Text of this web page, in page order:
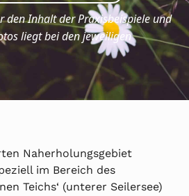
Inhalt der Praxisbeispiele und
liegt bei den jeweiligen
Naherholungsgebiet
im Bereich des
Teichs‘ (unterer Seilersee)